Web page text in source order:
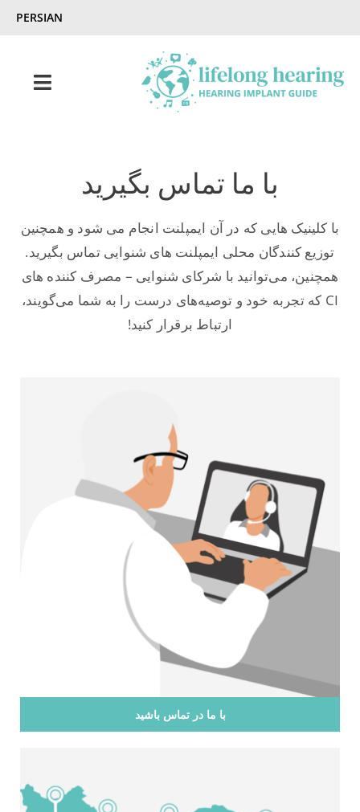
PERSIAN
شنوایی و کم شنوایی
مجله‌ی ایمپلنت شنوایی
با ما تماس بگیرید
با ما تماس بگیرید
با کلینیک هایی که در آن ایمپلنت انجام می شود و همچنین
توزیع کنندگان محلی ایمپلنت های شنوایی تماس بگیرید.
همچنین، می‌توانید با شرکای شنوایی – مصرف کننده های
CI که تجربه‌ خود و توصیه‌های درست را به شما می‌گویند،
ارتباط برقرار کنید!
با ما در تماس باشید